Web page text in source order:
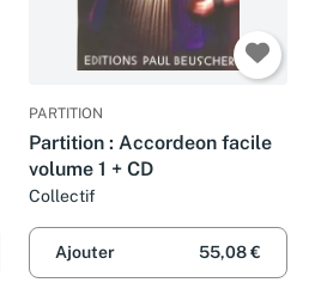
PARTITION
Partition : Accordeon facile
volume 1 + CD
Collectif
Ajouter 55,08 €